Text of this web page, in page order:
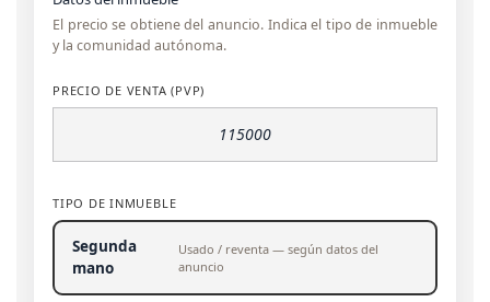
El precio se obtiene del anuncio. Indica el tipo de inmueble
y la comunidad autónoma.
PRECIO DE VENTA (PVP)
TIPO DE INMUEBLE
Segunda
mano
Usado / reventa — según datos del
anuncio